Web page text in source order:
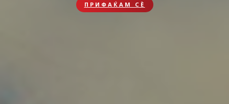
ПРИФАЌАМ СЀ